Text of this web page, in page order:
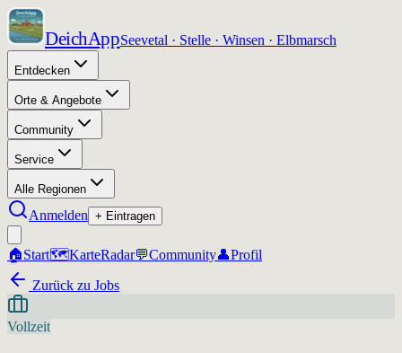
DeichAppSeevetal · Stelle · Winsen · Elbmarsch
Entdecken
Orte & Angebote
Community
Service
Alle Regionen
Anmelden + Eintragen
🏠Start🗺️KarteRadar💬Community👤Profil
Zurück zu Jobs
Vollzeit